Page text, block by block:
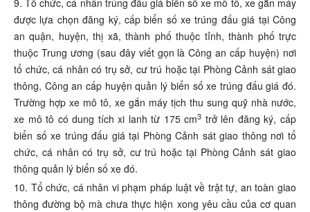
9. Tổ chức, cá nhân trúng đấu giá biển số xe mô tô, xe gắn máy
được lựa chọn đăng ký, cấp biển số xe trúng đấu giá tại Công
an quận, huyện, thị xã, thành phố thuộc tỉnh, thành phố trực
thuộc Trung ương (sau đây viết gọn là Công an cấp huyện) nơi
tổ chức, cá nhân có trụ sở, cư trú hoặc tại Phòng Cảnh sát giao
thông, Công an cấp huyện quản lý biển số xe trúng đấu giá đó.
Trường hợp xe mô tô, xe gắn máy tịch thu sung quỹ nhà nước,
xe mô tô có dung tích xi lanh từ 175 cm3 trở lên đăng ký, cấp
biển số xe trúng đấu giá tại Phòng Cảnh sát giao thông nơi tổ
chức, cá nhân có trụ sở, cư trú hoặc tại Phòng Cảnh sát giao
thông quản lý biển số xe đó.
10. Tổ chức, cá nhân vi phạm pháp luật về trật tự, an toàn giao
thông đường bộ mà chưa thực hiện xong yêu cầu của cơ quan